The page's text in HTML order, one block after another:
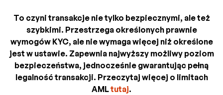
To czyni transakcje nie tylko bezpiecznymi, ale też
szybkimi. Przestrzega określonych prawnie
wymogów KYC, ale nie wymaga więcej niż określone
jest w ustawie. Zapewnia najwyższy możliwy poziom
bezpieczeństwa, jednocześnie gwarantując pełną
legalność transakcji. Przeczytaj więcej o limitach
AMLtutaj.